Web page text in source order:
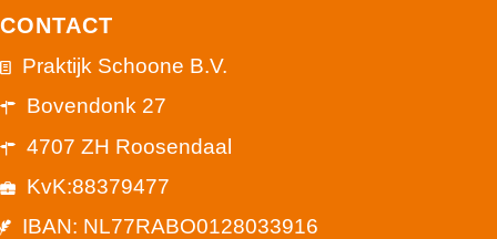
CONTACT
Praktijk Schoone B.V.
Bovendonk 27
4707 ZH Roosendaal
KvK:88379477
IBAN: NL77RABO0128033916